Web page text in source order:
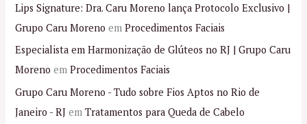
Lips Signature: Dra. Caru Moreno lança Protocolo Exclusivo |
Grupo Caru Moreno emProcedimentos Faciais
Especialista em Harmonização de Glúteos no RJ | Grupo Caru
Moreno emProcedimentos Faciais
Grupo Caru Moreno - Tudo sobre Fios Aptos no Rio de
Janeiro - RJ emTratamentos para Queda de Cabelo